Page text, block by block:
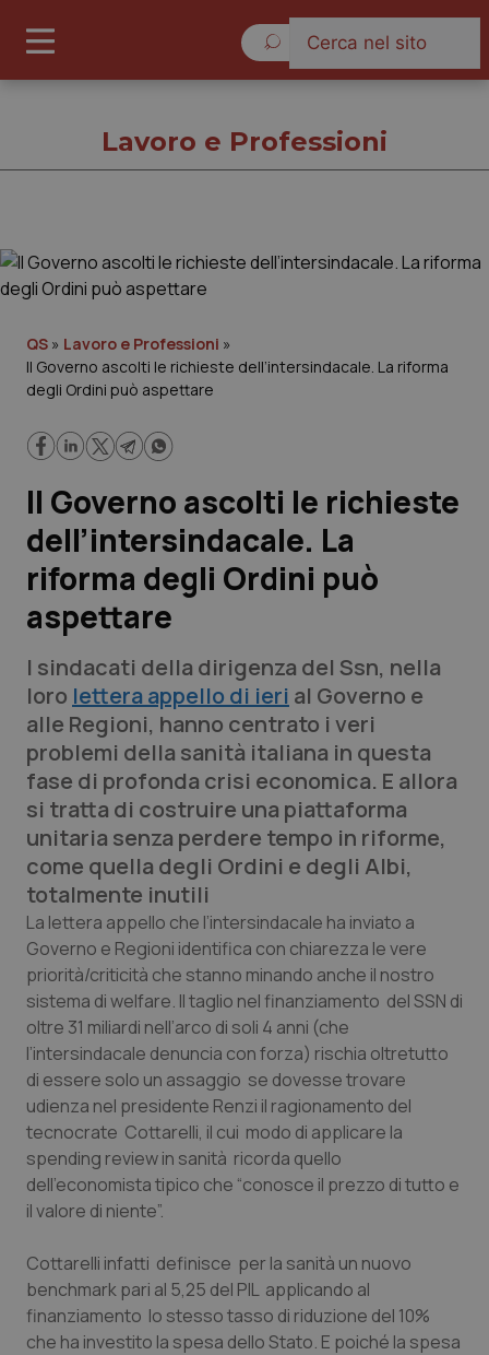
Governo e Parlamento
Regioni e Asl
Lavoro e Professioni
Scienza e Farmaci
Studi e Analisi
Lettere al direttore
Edizioni Regionali
QS Pro
Professionisti Sanitari.AI
Abruzzo
Basilicata
Calabria
Campania
Emilia-Romagna
Friuli Venezia Giulia
Lazio
Liguria
Lombardia
QS Pro Gold
Artrite & artrosi
Asma & BPCO
Car-T
Colesterolo & coronaropatie
Dermatite Atopica
Diabete & glucometri
Disturbi dell’umore
Dolore
QS Club Newsletter
Lavoro e Professioni
QS » Lavoro e Professioni »
Il Governo ascolti le richieste dell’intersindacale. La riforma
degli Ordini può aspettare
Il Governo ascolti le richieste
dell’intersindacale. La
riforma degli Ordini può
aspettare
I sindacati della dirigenza del Ssn, nella
loro lettera appello di ieri al Governo e
alle Regioni, hanno centrato i veri
problemi della sanità italiana in questa
fase di profonda crisi economica. E allora
si tratta di costruire una piattaforma
unitaria senza perdere tempo in riforme,
come quella degli Ordini e degli Albi,
totalmente inutili
La lettera appello che l’intersindacale ha inviato a
Governo e Regioni identifica con chiarezza le vere
priorità/criticità che stanno minando anche il nostro
sistema di welfare. Il taglio nel finanziamento del SSN di
oltre 31 miliardi nell’arco di soli 4 anni (che
l’intersindacale denuncia con forza) rischia oltretutto
di essere solo un assaggio se dovesse trovare
udienza nel presidente Renzi il ragionamento del
tecnocrate Cottarelli, il cui modo di applicare la
spending reviewin sanità ricorda quello
dell’economista tipico che “conosce il prezzo di tutto e
il valore di niente”.
Cottarelli infatti definisce per la sanità un nuovo
benchmark pari al 5,25 del PIL applicando al
finanziamento lo stesso tasso di riduzione del 10%
che ha investito la spesa dello Stato. E poiché la spesa